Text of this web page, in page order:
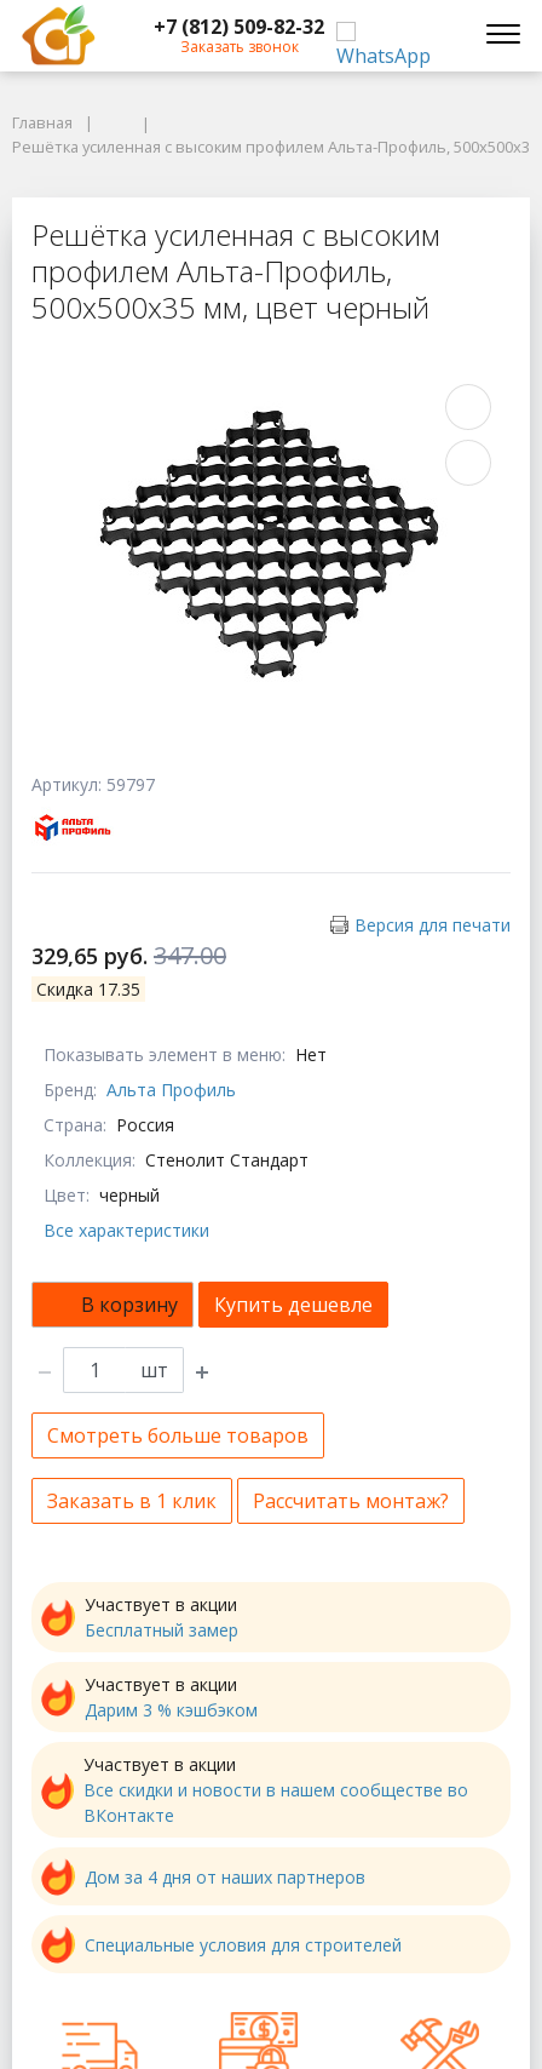
+7 (812) 509-82-32
Заказать звонок
Решётка усиленная с высоким профилем Альта-Профиль, 500х500х35
Решётка усиленная с высоким
Главная
Решётка усиленная с высоким профилем Альта-Профиль,
Решётка усиленная с высоким
профилем Альта-Профиль,
500х500х35 мм, цвет черный
Артикул: 59797
Версия для печати
329,65 руб. 347.00
Скидка 17.35
Показывать элемент в меню: Нет
Бренд: Альта Профиль
Страна: Россия
Коллекция: Стенолит Стандарт
Цвет: черный
Все характеристики
В корзину Купить дешевле
шт
Смотреть больше товаров
Заказать в 1 клик Рассчитать монтаж?
Участвует в акции
Бесплатный замер
Участвует в акции
Дарим 3 % кэшбэком
Участвует в акции
Все скидки и новости в нашем сообществе во
ВКонтакте
Дом за 4 дня от наших партнеров
Специальные условия для строителей